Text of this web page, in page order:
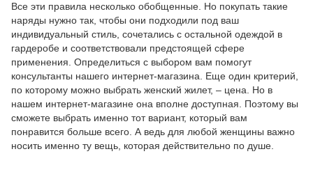
Все эти правила несколько обобщенные. Но покупать такие
наряды нужно так, чтобы они подходили под ваш
индивидуальный стиль, сочетались с остальной одеждой в
гардеробе и соответствовали предстоящей сфере
применения. Определиться с выбором вам помогут
консультанты нашего интернет-магазина. Еще один критерий,
по которому можно выбрать женский жилет, – цена. Но в
нашем интернет-магазине она вполне доступная. Поэтому вы
сможете выбрать именно тот вариант, который вам
понравится больше всего. А ведь для любой женщины важно
носить именно ту вещь, которая действительно по душе.